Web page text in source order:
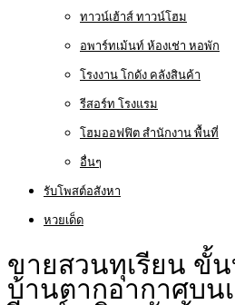
ทาวน์เฮ้าส์ ทาวน์โฮม
อพาร์ทเม้นท์ ห้องเช่า หอพัก
โรงงาน โกดัง คลังสินค้า
รีสอร์ท โรงแรม
โฮมออฟฟิต สำนักงาน พื้นที่
อื่นๆ
รับโพสต์อสังหา
หวยเด็ด
ขายสวนทุเรียน ขั้
บ้านตากอากาศบน